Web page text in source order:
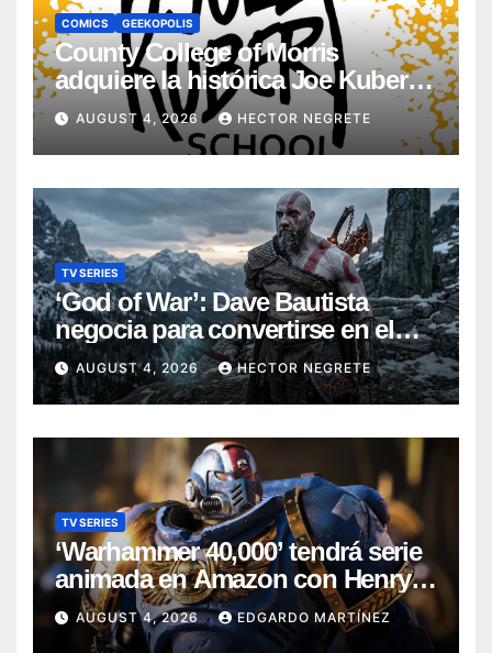
COMICS GEEKOPOLIS
County College of Morris
adquiere la histórica Joe Kubert
School
AUGUST 4, 2026 HECTOR NEGRETE
TV SERIES
‘God of War’: Dave Bautista
negocia para convertirse en el
nuevo Kratos de la serie de
Amazon
AUGUST 4, 2026 HECTOR NEGRETE
TV SERIES
‘Warhammer 40,000’ tendrá serie
animada en Amazon con Henry
Cavill como productor
AUGUST 4, 2026 EDGARDO MARTÍNEZ